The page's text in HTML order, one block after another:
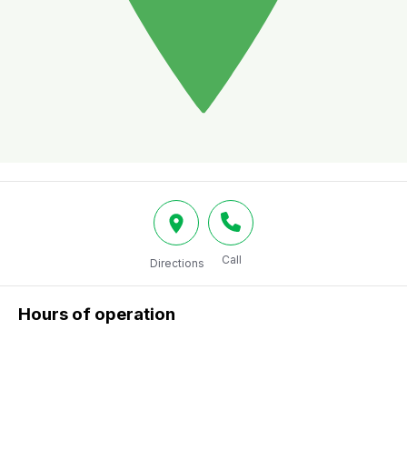
Directions Call
Hours of operation